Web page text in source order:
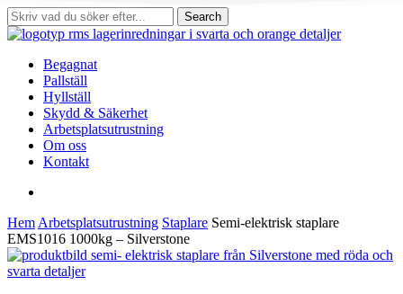
Skip
to
main
content
Search
Close
search
Menu
Begagnat
Pallställ
Hyllställ
Skydd & Säkerhet
Arbetsplatsutrustning
Om oss
Kontakt
Hem Arbetsplatsutrustning Staplare Semi-elektrisk staplare
EMS1016 1000kg – Silverstone